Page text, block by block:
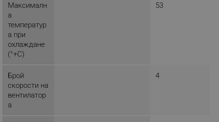
Максималн
а
температур
а при
охлаждане
(°+C)
53
Брой
скорости на
вентилатор
а
4